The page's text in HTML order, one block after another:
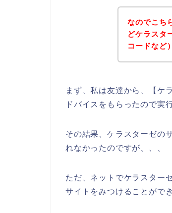
なのでこち
どケラスタ
コードなど
まず、私は友達から、【ケ
ドバイスをもらったので実
その結果、ケラスターゼの
れなかったのですが、、、
ただ、ネットでケラスター
サイトをみつけることがで